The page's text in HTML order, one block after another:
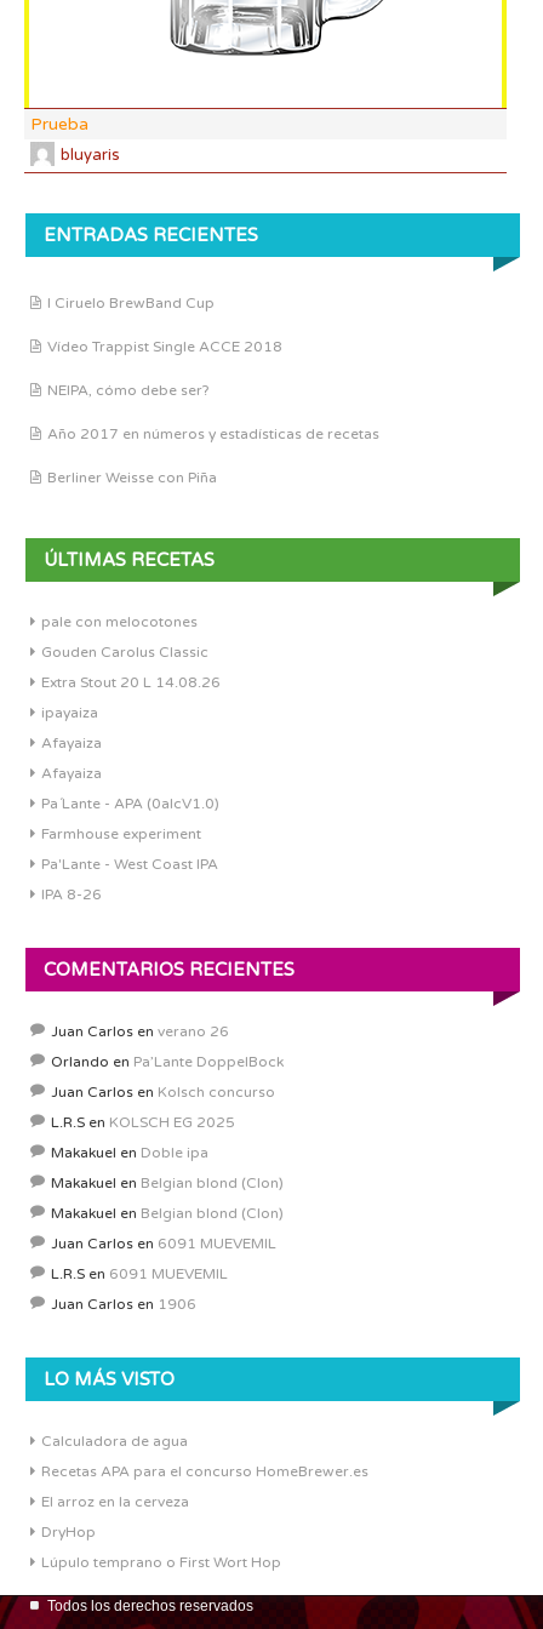
Prueba
bluyaris
ENTRADAS RECIENTES
I Ciruelo BrewBand Cup
Vídeo Trappist Single ACCE 2018
NEIPA, cómo debe ser?
Año 2017 en números y estadísticas de recetas
Berliner Weisse con Piña
ÚLTIMAS RECETAS
pale con melocotones
Gouden Carolus Classic
Extra Stout 20 L 14.08.26
ipayaiza
Afayaiza
Afayaiza
Pa´Lante - APA (0alcV1.0)
Farmhouse experiment
Pa'Lante - West Coast IPA
IPA 8-26
COMENTARIOS RECIENTES
Juan Carlos en verano 26
Orlando en Pa’Lante DoppelBock
Juan Carlos en Kolsch concurso
L.R.S en KOLSCH EG 2025
Makakuel en Doble ipa
Makakuel en Belgian blond (Clon)
Makakuel en Belgian blond (Clon)
Juan Carlos en 6091 MUEVEMIL
L.R.S en 6091 MUEVEMIL
Juan Carlos en 1906
LO MÁS VISTO
Calculadora de agua
Recetas APA para el concurso HomeBrewer.es
El arroz en la cerveza
DryHop
Lúpulo temprano o First Wort Hop
Todos los derechos reservados